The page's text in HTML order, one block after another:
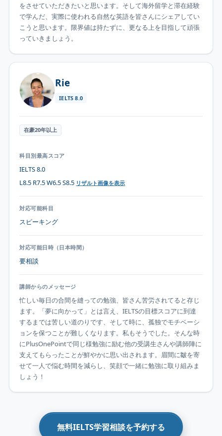
をさせていただきたいと思います。そして海外留学と滞在経験
で学んだ、実際に使われる自然な英語を皆さんにシェアしてい
こうと思います。限界値は持たずに、更なる上を目指して頑張
っていきましょう。
Rie
IELTS8.0
在豪20年以上
科目別最高スコア
IELTS 8.0
L8.5 R7.5 W6.5 S8.5 リザルト画像を表示
対応可能科目
スピーキング
対応可能日時（日本時間）
要相談
講師からのメッセージ
忙しい毎日の合間を縫っての勉強、皆さん苦労されてると存じ
ます。「夢に向かって」とは言え、IELTSの目標スコアに到達
するまでは苦しい道のりです、そして時に、孤独でモチベーシ
ョンを保つことが難しくなります。私もそうでした。そんな時
にPlusOnePointで同じ様勉強に励む他の受講生さんや講師陣に
支えてもらったことが鮮やかに思い出されます。眉間に皺を寄
せて一人で悩む時間を減らし、笑顔で一緒に勉強に取り組みま
しょう！
無料IELTS学習相談を予約する